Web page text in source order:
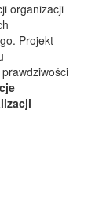
organizacji
Projekt